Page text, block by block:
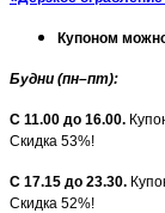
Купоном
Будни (пн–пт):
С 11.00 до 16.00.
Скидка 53%!
С 17.15 до 23.30.
Скидка 52%!